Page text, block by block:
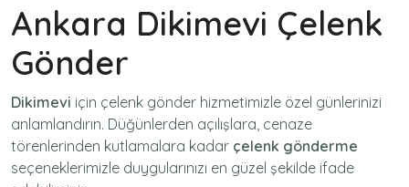
Ankara Dikimevi Çelenk
Gönder
Dikimevi için çelenk gönder hizmetimizle özel günlerinizi
anlamlandırın. Düğünlerden açılışlara, cenaze
törenlerinden kutlamalara kadar çelenk gönderme
seçeneklerimizle duygularınızı en güzel şekilde ifade